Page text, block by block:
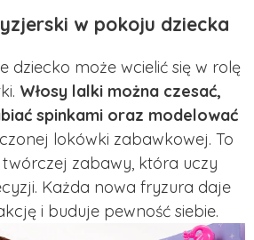
w pokoju dziecka
dziecko może wcielić się w rolę
Włosy lalki można czesać,
spinkami oraz modelować
lokówki zabawkowej. To
zabawy, która uczy
Każda nowa fryzura daje
i buduje pewność siebie.